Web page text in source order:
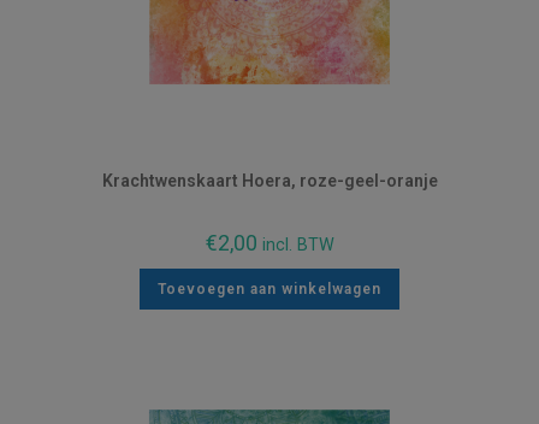
Krachtwenskaart Hoera, roze-geel-oranje
€2,00 incl. BTW
Toevoegen aan winkelwagen